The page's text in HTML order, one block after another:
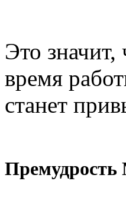
Это
время
станет
Премудрость